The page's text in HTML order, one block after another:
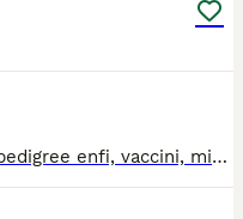
Gatto Persiano Exotic, Maschio, pedigree enfi, vaccini, microchip, sverminazione. Mandare un wathsapp e vi richiamo, no perdita di tempo,